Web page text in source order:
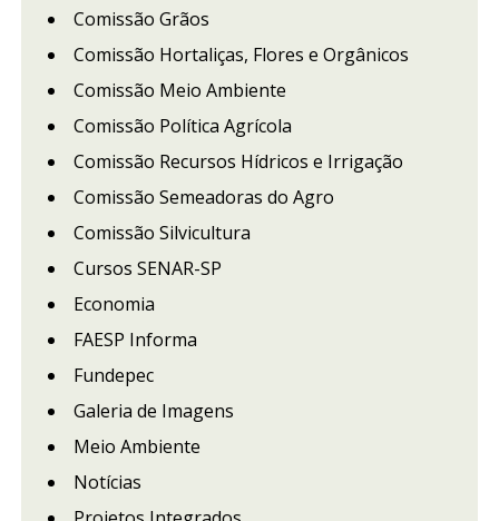
Comissão Grãos
Comissão Hortaliças, Flores e Orgânicos
Comissão Meio Ambiente
Comissão Política Agrícola
Comissão Recursos Hídricos e Irrigação
Comissão Semeadoras do Agro
Comissão Silvicultura
Cursos SENAR-SP
Economia
FAESP Informa
Fundepec
Galeria de Imagens
Meio Ambiente
Notícias